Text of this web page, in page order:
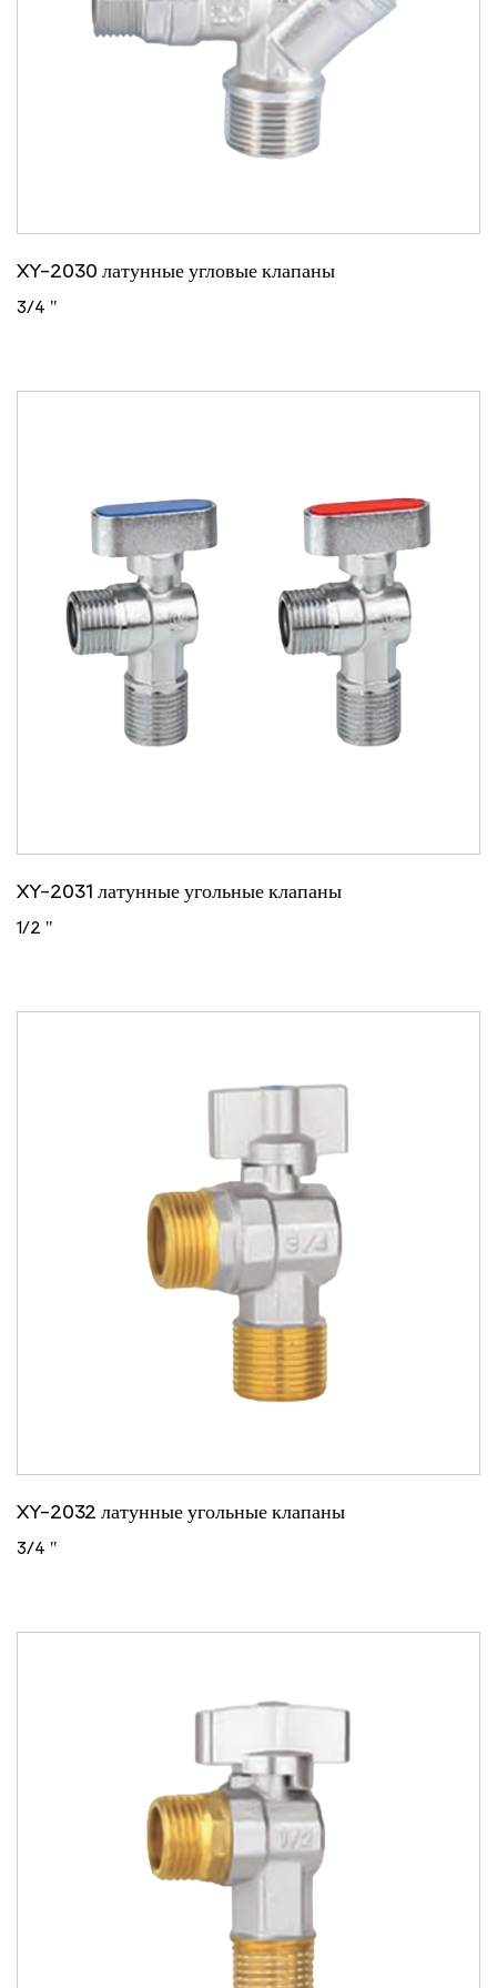
XY-2030 латунные угловые клапаны
3/4 "
XY-2031 латунные угольные клапаны
1/2 "
XY-2032 латунные угольные клапаны
3/4 "